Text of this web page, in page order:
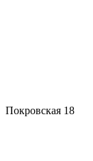
Покровская 18